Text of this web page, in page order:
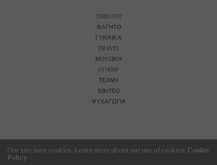
TIMEOUT
ΦΑΓΗΤΌ
ΓΥΝΑΊΚΑ
TRAVEL
ΜΟΥΣΙΚΉ
GOSSIP
ΤΈΧΝΗ
ΒΊΝΤΕΟ
ΨΥΧΑΓΩΓΊΑ
Our site uses cookies. Learn more about our use of cookies: Cookie
Policy